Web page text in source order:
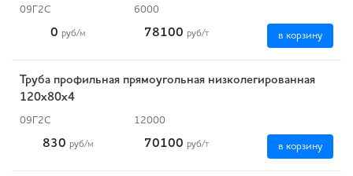
09Г2С 6000
0 руб/м 78100 руб/т в корзину
Труба профильная прямоугольная низколегированная
120х80х4
09Г2С 12000
830 руб/м 70100 руб/т в корзину